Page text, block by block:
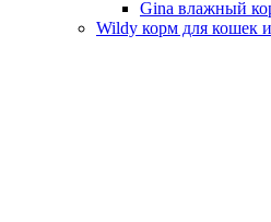
Gina влажный
Wildy корм для кошек